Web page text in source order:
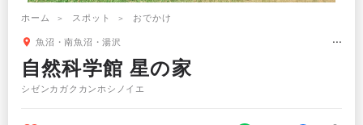
ホーム スポット おでかけ
魚沼・南魚沼・湯沢
自然科学館 星の家
シゼンカガクカンホシノイエ